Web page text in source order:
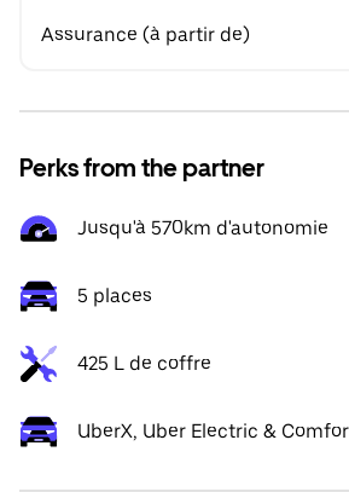
Assurance (à partir de)
Perks from the partner
Jusqu'à 570km d'autonomie
5 places
425 L de coffre
UberX, Uber Electric &